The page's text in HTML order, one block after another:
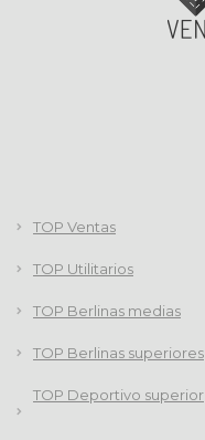
TOP Ventas
TOP Utilitarios
TOP Berlinas medias
TOP Berlinas superiores
TOP Deportivo superior